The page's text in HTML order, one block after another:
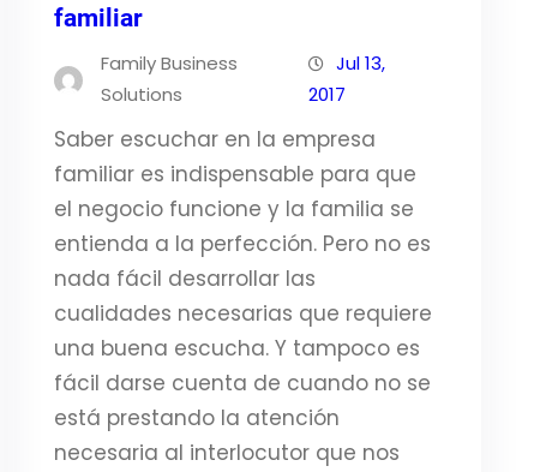
familiar
Family Business
Solutions
Jul 13,
2017
Saber escuchar en la empresa
familiar es indispensable para que
el negocio funcione y la familia se
entienda a la perfección. Pero no es
nada fácil desarrollar las
cualidades necesarias que requiere
una buena escucha. Y tampoco es
fácil darse cuenta de cuando no se
está prestando la atención
necesaria al interlocutor que nos